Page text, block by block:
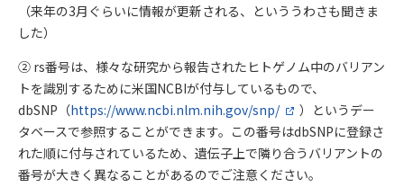
（来年の3月ぐらいに情報が更新される、といううわさも聞きま
した）
② rs番号は、様々な研究から報告されたヒトゲノム中のバリアン
トを識別するために米国NCBIが付与しているもので、
dbSNP（https://www.ncbi.nlm.nih.gov/snp/
）というデー
タベースで参照することができます。この番号はdbSNPに登録さ
れた順に付与されているため、遺伝子上で隣り合うバリアントの
番号が大きく異なることがあるのでご注意ください。